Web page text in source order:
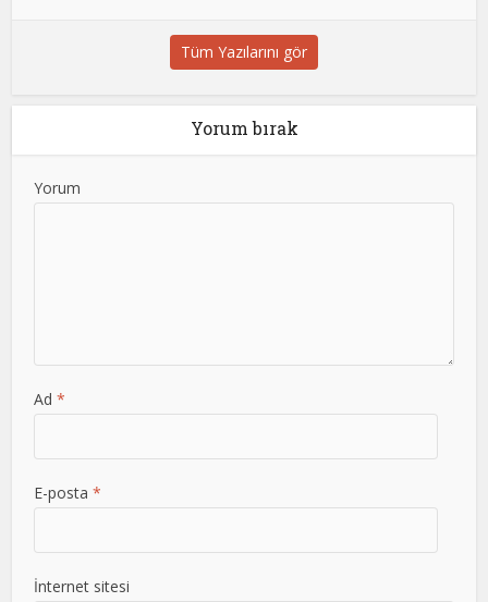
Tüm Yazılarını gör
Yorum bırak
Yorum
Ad*
E-posta*
İnternet sitesi